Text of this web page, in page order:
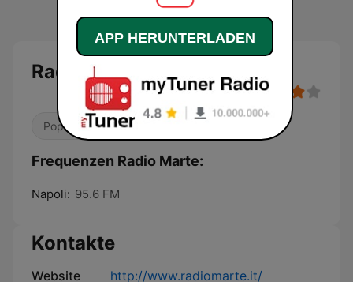
Radio Marte
Pop / Top 40
Frequenzen Radio Marte:
Napoli: 95.6 FM
Kontakte
Website
http://www.radiomarte.it/
APP HERUNTERLADEN